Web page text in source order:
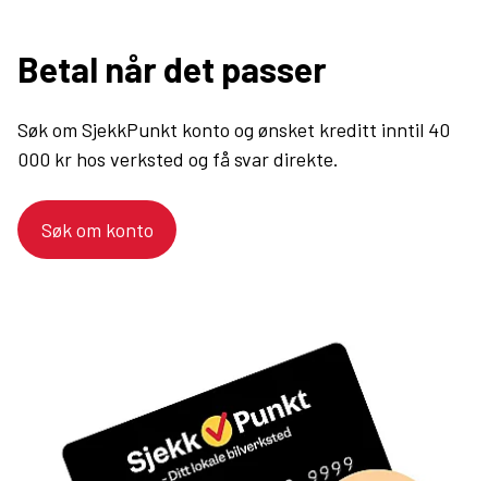
Betal når det passer
Søk om SjekkPunkt konto og ønsket kreditt inntil 40
000 kr hos verksted og få svar direkte.
Søk om konto